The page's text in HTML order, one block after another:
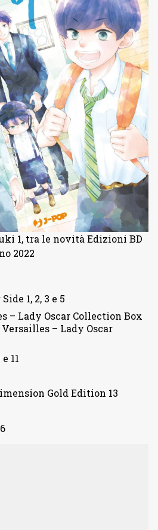
1, tra le novità Edizioni BD
2022
1, 2, 3 e 5
– Lady Oscar Collection Box
Versailles – Lady Oscar
11
Gold Edition 13